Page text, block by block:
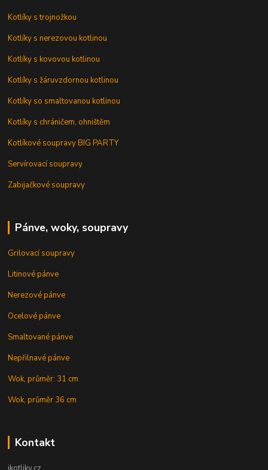
Kotlíky s trojnožkou
Kotlíky s nerezovou kotlinou
Kotlíky s kovovou kotlinou
Kotlíky s žáruvzdornou kotlinou
Kotlíky so smaltovanou kotlinou
Kotlíky s chráničem, ohništěm
Kotlíkové soupravy BIG PARTY
Servírovací soupravy
Zabijačkové soupravy
Pánve, woky, soupravy
Grilovací soupravy
Litinové pánve
Nerezové pánve
Ocelové pánve
Smaltované pánve
Nepřilnavé pánve
Wok, průměr: 31 cm
Wok, průměr 36 cm
Kontakt